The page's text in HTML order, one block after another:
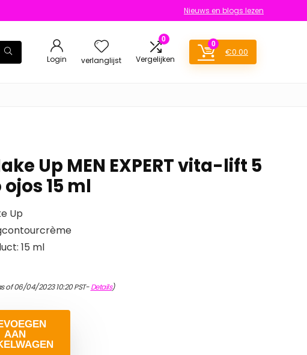
Nieuws en blogs lezen
Login verlanglijst
0
Vergelijken
0
€0.00
Up MEN EXPERT vita-lift 5
15 ml
Up
15 ml
of 06/04/2023 10:20 PST-Details)
AAN